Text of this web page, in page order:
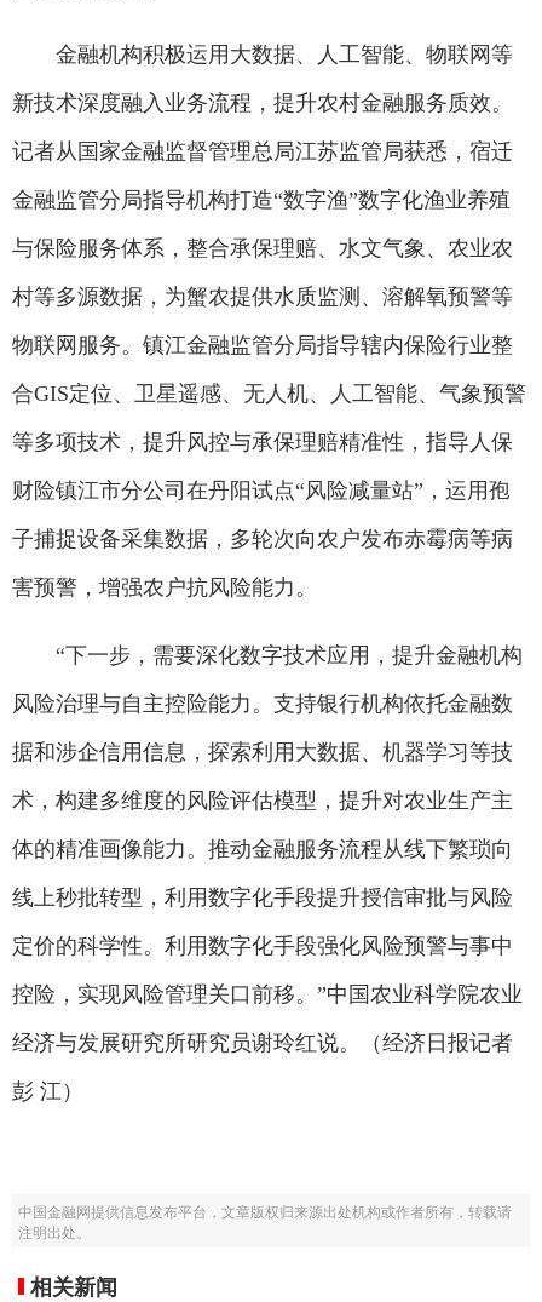
金融机构积极运用大数据、人工智能、物联网等
新技术深度融入业务流程，提升农村金融服务质效。
记者从国家金融监督管理总局江苏监管局获悉，宿迁
金融监管分局指导机构打造“数字渔”数字化渔业养殖
与保险服务体系，整合承保理赔、水文气象、农业农
村等多源数据，为蟹农提供水质监测、溶解氧预警等
物联网服务。镇江金融监管分局指导辖内保险行业整
合GIS定位、卫星遥感、无人机、人工智能、气象预警
等多项技术，提升风控与承保理赔精准性，指导人保
财险镇江市分公司在丹阳试点“风险减量站”，运用孢
子捕捉设备采集数据，多轮次向农户发布赤霉病等病
害预警，增强农户抗风险能力。
“下一步，需要深化数字技术应用，提升金融机构
风险治理与自主控险能力。支持银行机构依托金融数
据和涉企信用信息，探索利用大数据、机器学习等技
术，构建多维度的风险评估模型，提升对农业生产主
体的精准画像能力。推动金融服务流程从线下繁琐向
线上秒批转型，利用数字化手段提升授信审批与风险
定价的科学性。利用数字化手段强化风险预警与事中
控险，实现风险管理关口前移。”中国农业科学院农业
经济与发展研究所研究员谢玲红说。（经济日报记者
彭 江）
中国金融网提供信息发布平台，文章版权归来源出处机构或作者所有，转载请
注明出处。
相关新闻